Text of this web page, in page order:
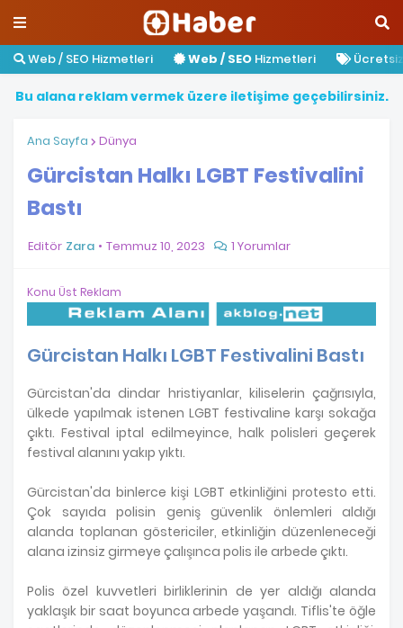
Web / SEO Hizmetleri Web / SEO Hizmetleri
Bu alana reklamvermek üzere iletişime geçebilirsiniz.
Ana Sayfa Dünya
Gürcistan Halkı LGBT Festivalini
Bastı
Editör Zara Temmuz 10, 2023 1 Yorumlar
Konu Üst Reklam
Gürcistan Halkı LGBT Festivalini Bastı
Gürcistan'da dindar hristiyanlar, kiliselerin çağrısıyla,
ülkede yapılmak istenen LGBT festivaline karşı sokağa
çıktı. Festival iptal edilmeyince, halk polisleri geçerek
festival alanını yakıp yıktı.
Gürcistan'da binlerce kişi LGBT etkinliğini protesto etti.
Çok sayıda polisin geniş güvenlik önlemleri aldığı
alanda toplanan göstericiler, etkinliğin düzenleneceği
alana izinsiz girmeye çalışınca polis ile arbede çıktı.
Polis özel kuvvetleri birliklerinin de yer aldığı alanda
yaklaşık bir saat boyunca arbede yaşandı. Tiflis'te öğle